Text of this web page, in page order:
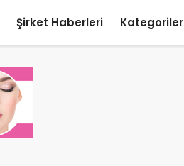
Şirket Haberleri Kategoriler